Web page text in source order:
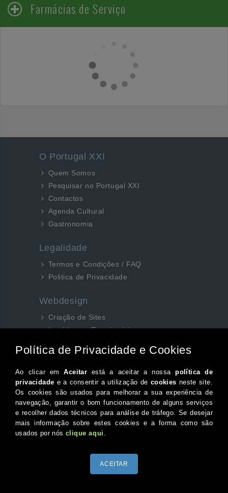
Farmácias de Serviço
O Portugal XXI
Quem Somos
Pesquisar no Portugal XXI
Contactos
Agenda Cultural
Gastronomia
Legalidade
Termos e Condições / FAQ
Politica de Privacidade
Webdesign
Criação de Sites
Logótipos e Estacionários
Siga-nos aqui...
Facebook
Instagram
Twitter
Canal do Youtube
© 2026 Portugal XXI Todos os direitos reservados.
Desenvolvido por Optimeios